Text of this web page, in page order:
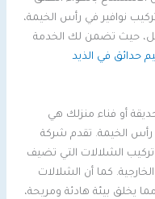
نوافير في رأس الخيمة،
حيث تضمن لك الخدمة
حدائق في الذيد
أو فناء منزلك هي
الخيمة. تقدم شركة
الشلالات التي تضيف
كما أن الشلالات
يخلق بيئة هادئة ومريحة،